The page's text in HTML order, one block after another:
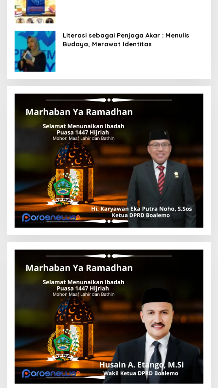
Literasi sebagai Penjaga Akar : Menulis
Budaya, Merawat Identitas